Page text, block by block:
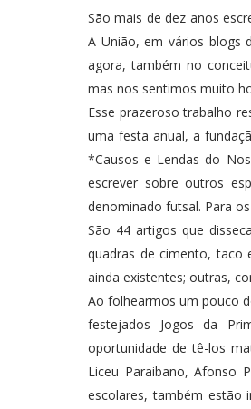
São mais de dez anos
A União, em vários blogs
agora, também no
mas nos sentimos muito
Esse prazeroso trabalho
uma festa anual, a
*Causos e Lendas do
escrever sobre outros
denominado futsal. Para
São 44 artigos que
quadras de cimento, taco
ainda existentes; outras,
Ao folhearmos um pouco
festejados Jogos da
oportunidade de tê-los
Liceu Paraibano, Afonso
escolares, também estão